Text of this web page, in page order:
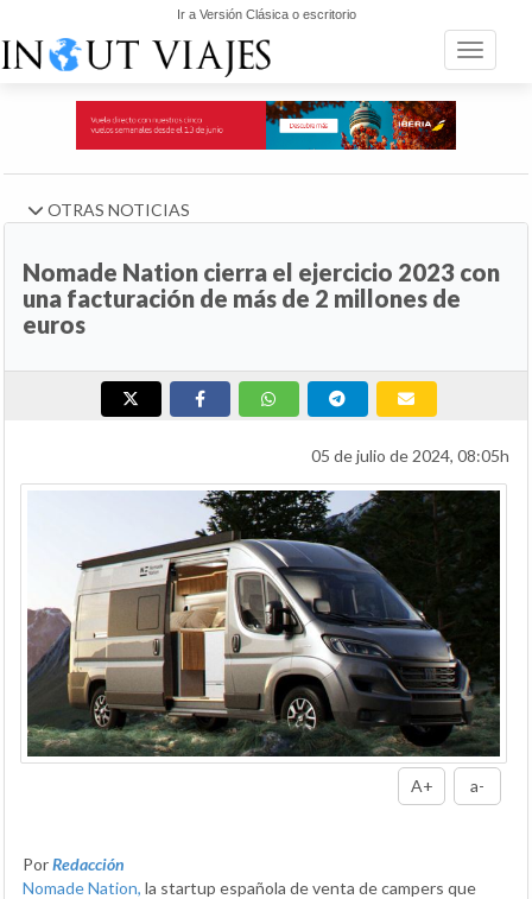
Ir a Versión Clásica o escritorio
Toggle
OTRAS NOTICIAS
Nomade Nation cierra el ejercicio 2023 con
una facturación de más de 2 millones de
euros
05 de julio de 2024, 08:05h
A+ a-
PorRedacción
Nomade Nation, la startup española de venta de campers que